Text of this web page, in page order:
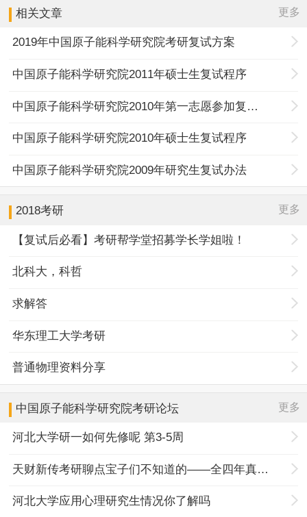
相关文章 更多
2019年中国原子能科学研究院考研复试方案
中国原子能科学研究院2011年硕士生复试程序
中国原子能科学研究院2010年第一志愿参加复试考生名单
中国原子能科学研究院2010年硕士生复试程序
中国原子能科学研究院2009年研究生复试办法
2018考研 更多
【复试后必看】考研帮学堂招募学长学姐啦！
北科大，科哲
求解答
华东理工大学考研
普通物理资料分享
中国原子能科学研究院考研论坛 更多
河北大学研一如何先修呢 第3-5周
天财新传考研聊点宝子们不知道的——全四年真题规律+择校优势
河北大学应用心理研究生情况你了解吗